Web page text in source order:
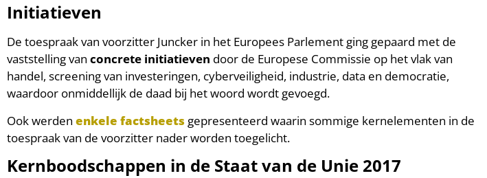
Initiatieven
De toespraak van voorzitter Juncker in het Europees Parlement ging gepaard met de
vaststelling van concrete initiatieven door de Europese Commissie op het vlak van
handel, screening van investeringen, cyberveiligheid, industrie, data en democratie,
waardoor onmiddellijk de daad bij het woord wordt gevoegd.
Ook werden enkele factsheets gepresenteerd waarin sommige kernelementen in de
toespraak van de voorzitter nader worden toegelicht.
Kernboodschappen in de Staat van de Unie 2017